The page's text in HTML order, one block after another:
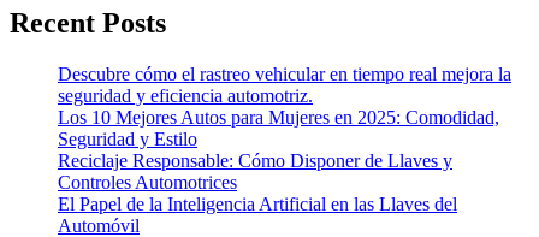
Recent Posts
Descubre cómo el rastreo vehicular en tiempo real mejora la
seguridad y eficiencia automotriz.
Los 10 Mejores Autos para Mujeres en 2025: Comodidad,
Seguridad y Estilo
Reciclaje Responsable: Cómo Disponer de Llaves y
Controles Automotrices
El Papel de la Inteligencia Artificial en las Llaves del
Automóvil